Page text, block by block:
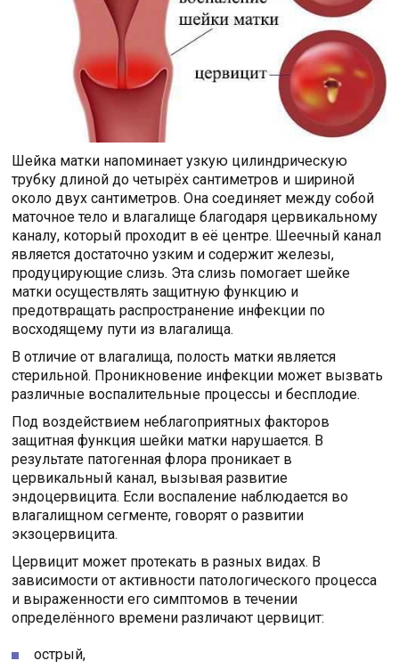
Шейка матки напоминает узкую цилиндрическую
трубку длиной до четырёх сантиметров и шириной
около двух сантиметров. Она соединяет между собой
маточное тело и влагалище благодаря цервикальному
каналу, который проходит в её центре. Шеечный канал
является достаточно узким и содержит железы,
продуцирующие слизь. Эта слизь помогает шейке
матки осуществлять защитную функцию и
предотвращать распространение инфекции по
восходящему пути из влагалища.
В отличие от влагалища, полость матки является
стерильной. Проникновение инфекции может вызвать
различные воспалительные процессы и бесплодие.
Под воздействием неблагоприятных факторов
защитная функция шейки матки нарушается. В
результате патогенная флора проникает в
цервикальный канал, вызывая развитие
эндоцервицита. Если воспаление наблюдается во
влагалищном сегменте, говорят о развитии
экзоцервицита.
Цервицит может протекать в разных видах. В
зависимости от активности патологического процесса
и выраженности его симптомов в течении
определённого времени различают цервицит:
острый,